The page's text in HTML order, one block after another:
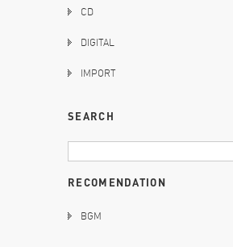
CD
DIGITAL
IMPORT
SEARCH
RECOMENDATION
BGM